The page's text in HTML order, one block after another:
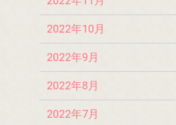
2022年10月
2022年9月
2022年8月
2022年7月